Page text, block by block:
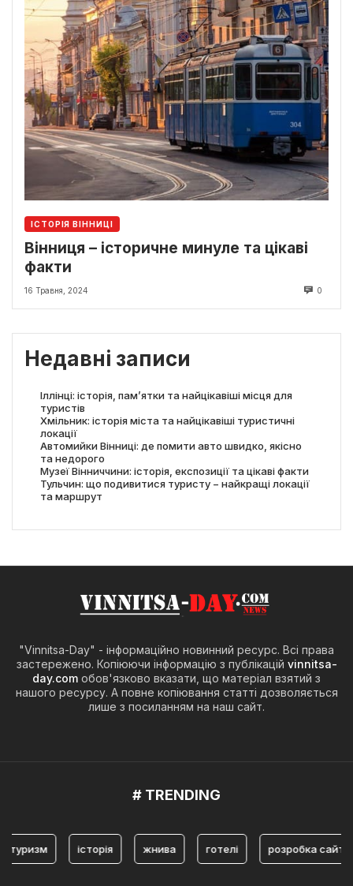
ІСТОРІЯ ВІННИЦІ
Вінниця – історичне минуле та цікаві
факти
16 Травня, 2024 0
Недавні записи
Іллінці: історія, пам’ятки та найцікавіші місця для
туристів
Хмільник: історія міста та найцікавіші туристичні
локації
Автомийки Вінниці: де помити авто швидко, якісно
та недорого
Музеї Вінниччини: історія, експозиції та цікаві факти
Тульчин: що подивитися туристу − найкращі локації
та маршрут
"Vinnitsa-Day" - інформаційно новинний ресурс. Всі права
застережено. Копіюючи інформацію з публікацій vinnitsa-
day.com обов'язково вказати, що матеріал взятий з
нашого ресурсу. А повне копіювання статті дозволяється
лише з посиланням на наш сайт.
# TRENDING
історія жнива готелі розробка сайта